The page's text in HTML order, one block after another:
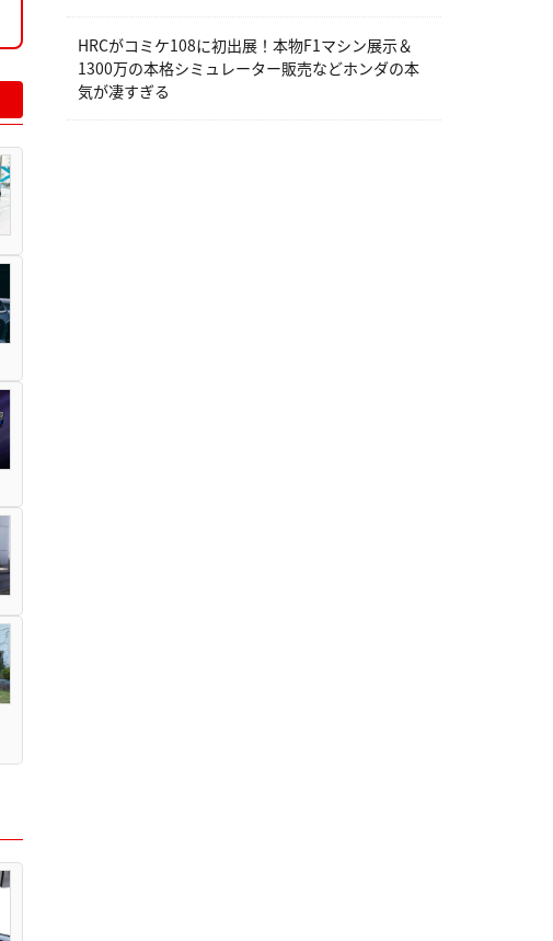
HRCがコミケ108に初出展！本物F1マシン展示＆
1300万の本格シミュレーター販売などホンダの本
気が凄すぎる